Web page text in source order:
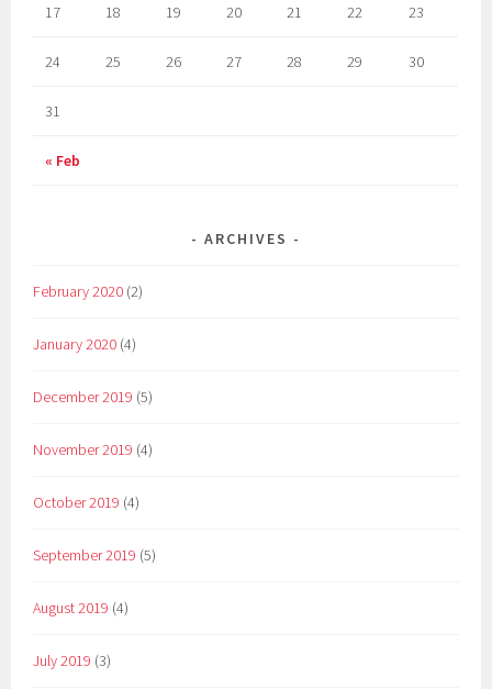
« Feb
17 18 19 20 21 22 23
24 25 26 27 28 29 30
31
ARCHIVES
February 2020 (2)
January 2020 (4)
December 2019 (5)
November 2019 (4)
October 2019 (4)
September 2019 (5)
August 2019 (4)
July 2019 (3)